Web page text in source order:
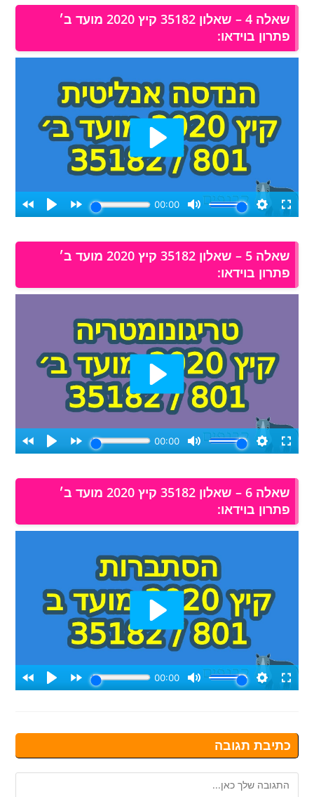
שאלה 4 – שאלון 35182 קיץ 2020 מועד ב׳
פתרון בוידאו:
שאלה 5 – שאלון 35182 קיץ 2020 מועד ב׳
פתרון בוידאו:
שאלה 6 – שאלון 35182 קיץ 2020 מועד ב׳
פתרון בוידאו:
כתיבת תגובה